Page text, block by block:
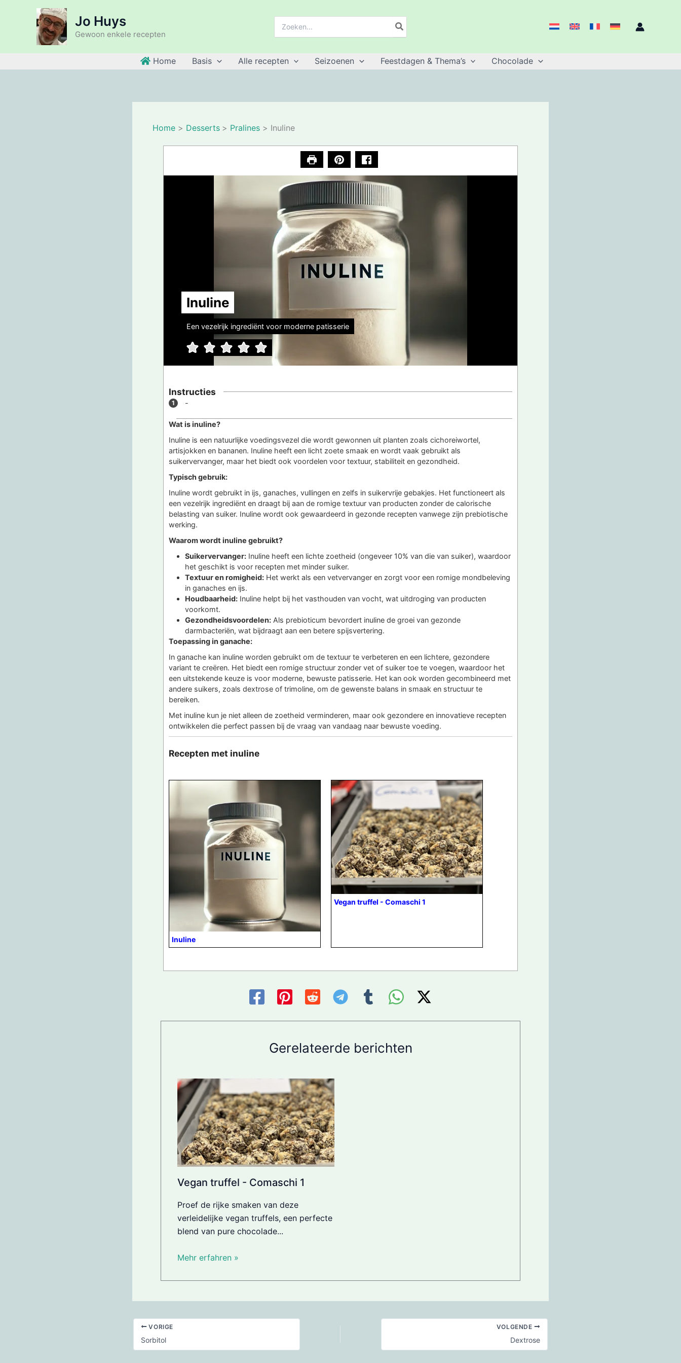
Jo Huys
Gewoon enkele recepten
Home Basis Alle recepten Seizoenen Feestdagen & Thema’s Chocolade
Home Desserts Pralines Inuline
Inuline
Een vezelrijk ingrediënt voor moderne patisserie
Instructies
-
Wat is inuline?
Inuline is een natuurlijke voedingsvezel die wordt gewonnen uit planten zoals cichoreiwortel,
artisjokken en bananen. Inuline heeft een licht zoete smaak en wordt vaak gebruikt als
suikervervanger, maar het biedt ook voordelen voor textuur, stabiliteit en gezondheid.
Typisch gebruik:
Inuline wordt gebruikt in ijs, ganaches, vullingen en zelfs in suikervrije gebakjes. Het functioneert als
een vezelrijk ingrediënt en draagt bij aan de romige textuur van producten zonder de calorische
belasting van suiker. Inuline wordt ook gewaardeerd in gezonde recepten vanwege zijn prebiotische
werking.
Waarom wordt inuline gebruikt?
Suikervervanger: Inuline heeft een lichte zoetheid (ongeveer 10% van die van suiker), waardoor
het geschikt is voor recepten met minder suiker.
Textuur en romigheid: Het werkt als een vetvervanger en zorgt voor een romige mondbeleving
in ganaches en ijs.
Houdbaarheid: Inuline helpt bij het vasthouden van vocht, wat uitdroging van producten
voorkomt.
Gezondheidsvoordelen: Als prebioticum bevordert inuline de groei van gezonde
darmbacteriën, wat bijdraagt aan een betere spijsvertering.
Toepassing in ganache:
In ganache kan inuline worden gebruikt om de textuur te verbeteren en een lichtere, gezondere
variant te creëren. Het biedt een romige structuur zonder vet of suiker toe te voegen, waardoor het
een uitstekende keuze is voor moderne, bewuste patisserie. Het kan ook worden gecombineerd met
andere suikers, zoals dextrose of trimoline, om de gewenste balans in smaak en structuur te
bereiken.
Met inuline kun je niet alleen de zoetheid verminderen, maar ook gezondere en innovatieve recepten
ontwikkelen die perfect passen bij de vraag van vandaag naar bewuste voeding.
Recepten met inuline
Inuline
Vegan truffel - Comaschi 1
Gerelateerde berichten
Vegan truffel - Comaschi 1
Proef de rijke smaken van deze
verleidelijke vegan truffels, een perfecte
blend van pure chocolade...
Mehr erfahren »
VORIGE
Sorbitol
VOLGENDE
Dextrose